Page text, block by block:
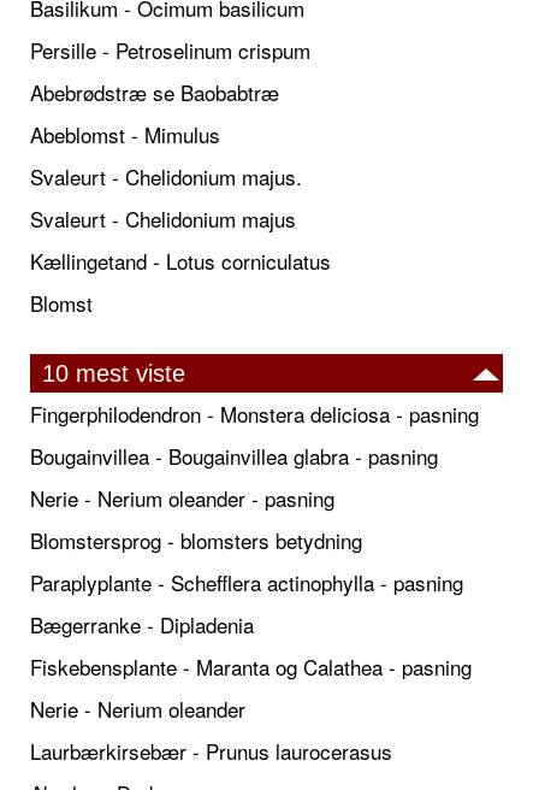
Basilikum - Ocimum basilicum
Persille - Petroselinum crispum
Abebrødstræ se Baobabtræ
Abeblomst - Mimulus
Svaleurt - Chelidonium majus.
Svaleurt - Chelidonium majus
Kællingetand - Lotus corniculatus
Blomst
10 mest viste
Fingerphilodendron - Monstera deliciosa - pasning
Bougainvillea - Bougainvillea glabra - pasning
Nerie - Nerium oleander - pasning
Blomstersprog - blomsters betydning
Paraplyplante - Schefflera actinophylla - pasning
Bægerranke - Dipladenia
Fiskebensplante - Maranta og Calathea - pasning
Nerie - Nerium oleander
Laurbærkirsebær - Prunus laurocerasus